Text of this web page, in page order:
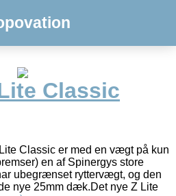
Classic
Classic er med en vægt på kun
en af Spinergys store
ubegrænset ryttervægt, og den
nye 25mm dæk.Det nye Z Lite